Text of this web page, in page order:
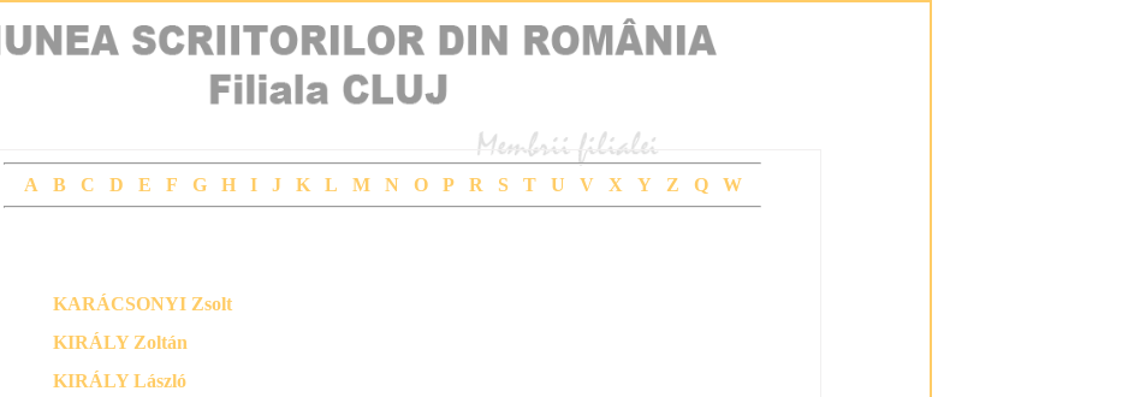
A B C D E F G H I J K L M N O P R S T U V X Y Z Q W
KARÁCSONYI Zsolt
KIRÁLY Zoltán
KIRÁLY László